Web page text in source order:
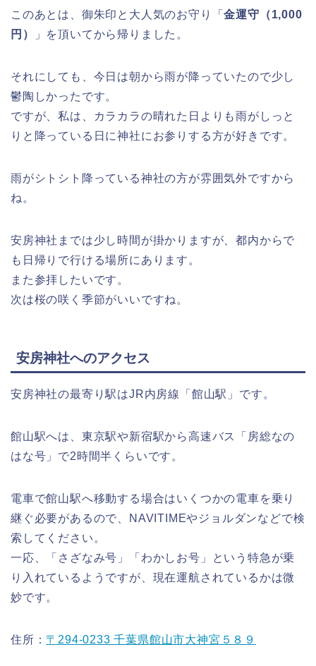
このあとは、御朱印と大人気のお守り「金運守（1,000
円）
」を頂いてから帰りました。
それにしても、今日は朝から雨が降っていたので少し
鬱陶しかったです。
ですが、私は、カラカラの晴れた日よりも雨がしっと
りと降っている日に神社にお参りする方が好きです。
雨がシトシト降っている神社の方が雰囲気外ですから
ね。
安房神社までは少し時間が掛かりますが、都内からで
も日帰りで行ける場所にあります。
また参拝したいです。
次は桜の咲く季節がいいですね。
安房神社へのアクセス
安房神社の最寄り駅はJR内房線「館山駅」です。
館山駅へは、東京駅や新宿駅から高速バス「房総なの
はな号」で2時間半くらいです。
電車で館山駅へ移動する場合はいくつかの電車を乗り
継ぐ必要があるので、NAVITIMEやジョルダンなどで検
索してください。
一応、「さざなみ号」「わかしお号」という特急が乗
り入れているようですが、現在運航されているかは微
妙です。
住所： 〒294-0233 千葉県館山市大神宮５８９